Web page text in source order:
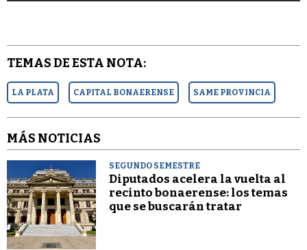
TEMAS DE ESTA NOTA:
LA PLATA CAPITAL BONAERENSE SAME PROVINCIA
MÁS NOTICIAS
SEGUNDO SEMESTRE
Diputados acelera la vuelta al
recinto bonaerense: los temas
que se buscarán tratar